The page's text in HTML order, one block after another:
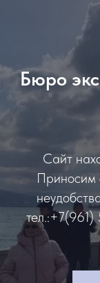
Бюро
Сайт
Приносим